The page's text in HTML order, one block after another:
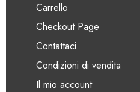
Carrello
Checkout Page
Contattaci
Condizioni di vendita
Il mio account